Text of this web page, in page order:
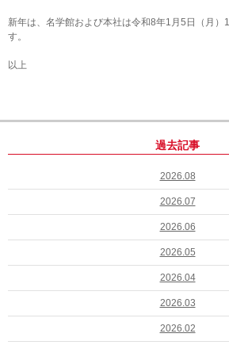
新年は、名学館および本社は令和8年1月5日（月）
す。
以上
過去記事
2026.08
2026.07
2026.06
2026.05
2026.04
2026.03
2026.02